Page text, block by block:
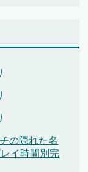
の隠れた名
イ時間別完